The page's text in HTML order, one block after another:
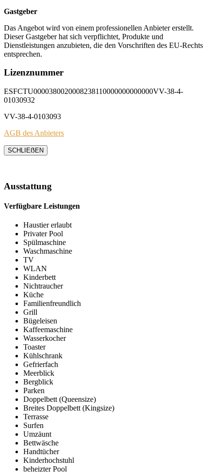
Gastgeber
Das Angebot wird von einem professionellen Anbieter erstellt.
Dieser Gastgeber hat sich verpflichtet, Produkte und
Dienstleistungen anzubieten, die den Vorschriften des EU-Rechts
entsprechen.
Lizenznummer
ESFCTU0000380020008238110000000000000VV-38-4-
01030932
VV-38-4-0103093
AGB des Anbieters
SCHLIEẞEN
Ausstattung
Verfügbare Leistungen
Haustier erlaubt
Privater Pool
Spülmaschine
Waschmaschine
TV
WLAN
Kinderbett
Nichtraucher
Küche
Familienfreundlich
Grill
Bügeleisen
Kaffeemaschine
Wasserkocher
Toaster
Kühlschrank
Gefrierfach
Meerblick
Bergblick
Parken
Doppelbett (Queensize)
Breites Doppelbett (Kingsize)
Terrasse
Surfen
Umzäunt
Bettwäsche
Handtücher
Kinderhochstuhl
beheizter Pool